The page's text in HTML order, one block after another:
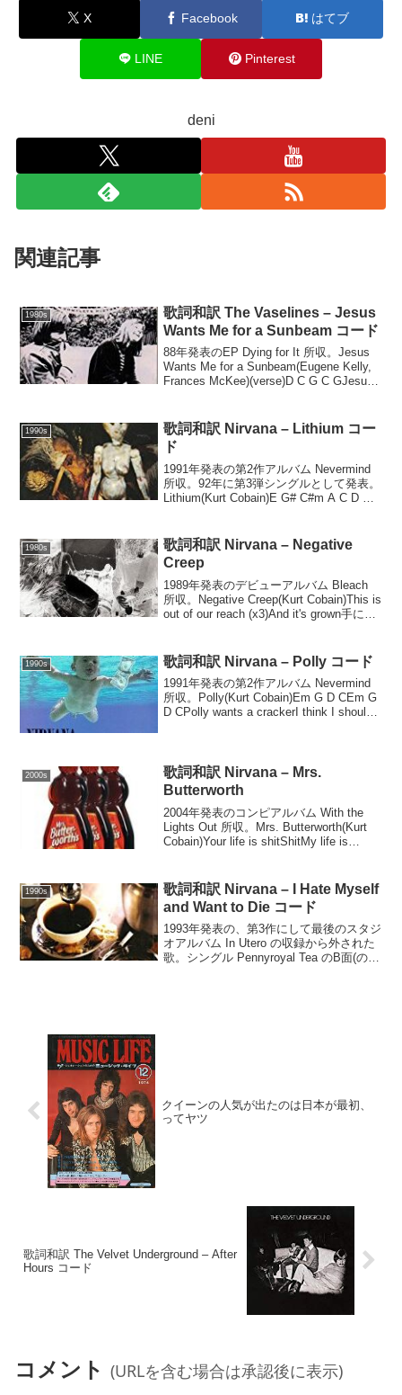
X Facebook はてブ
LINE Pinterest
deni
関連記事
1980s
歌詞和訳 The Vaselines – Jesus
Wants Me for a Sunbeam コード
88年発表のEP Dying for It 所収。Jesus
Wants Me for a Sunbeam(Eugene Kelly,
Frances McKee)(verse)D C G C GJesus,
1990s
歌詞和訳 Nirvana – Lithium コー
ド
1991年発表の第2作アルバム Nevermind
所収。92年に第3弾シングルとして発表。
Lithium(Kurt Cobain)E G# C#m A C D B
1980s
歌詞和訳 Nirvana – Negative
Creep
1989年発表のデビューアルバム Bleach
所収。Negative Creep(Kurt Cobain)This is
out of our reach (x3)And it's grown手に負
1990s 歌詞和訳 Nirvana – Polly コード
1991年発表の第2作アルバム Nevermind
所収。Polly(Kurt Cobain)Em G D CEm G
D CPolly wants a crackerI think I should
2000s
歌詞和訳 Nirvana – Mrs.
Butterworth
2004年発表のコンピアルバム With the
Lights Out 所収。Mrs. Butterworth(Kurt
Cobain)Your life is shitShitMy life is
1990s
歌詞和訳 Nirvana – I Hate Myself
and Want to Die コード
1993年発表の、第3作にして最後のスタジ
オアルバム In Utero の収録から外された
歌。シングル Pennyroyal Tea のB面(の予
クイーンの人気が出たのは日本が最初、
ってヤツ
歌詞和訳 The Velvet Underground – After
Hours コード
コメント (URLを含む場合は承認後に表示)